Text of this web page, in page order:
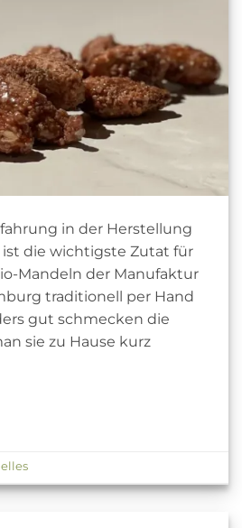
in der Herstellung
die wichtigste Zutat für
Mandeln der Manufaktur
traditionell per Hand
gut schmecken die
sie zu Hause kurz